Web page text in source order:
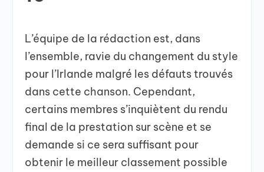
L’équipe de la rédaction est, dans
l’ensemble, ravie du changement du style
pour l’Irlande malgré les défauts trouvés
dans cette chanson. Cependant,
certains membres s’inquiètent du rendu
final de la prestation sur scène et se
demande si ce sera suffisant pour
obtenir le meilleur classement possible